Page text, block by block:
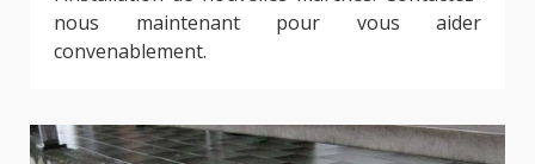
nous maintenant pour vous aider
convenablement.